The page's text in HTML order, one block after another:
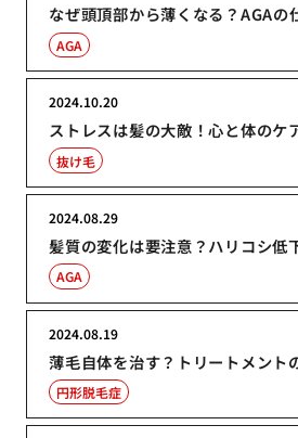
なぜ頭頂部から薄くなる？AGAの
AGA
ストレスは髪の大敵！心と体のケ
2024.10.20
抜け毛
髪質の変化は要注意？ハリコシ低
2024.08.29
AGA
薄毛自体を治す？トリートメント
2024.08.19
円形脱毛症